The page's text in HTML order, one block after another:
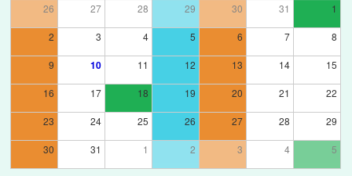
26 27 28 29 30 31 1
2 3 4 5 6 7 8
9 10 11 12 13 14 15
16 17 18 19 20 21 22
23 24 25 26 27 28 29
30 31 1 2 3 4 5